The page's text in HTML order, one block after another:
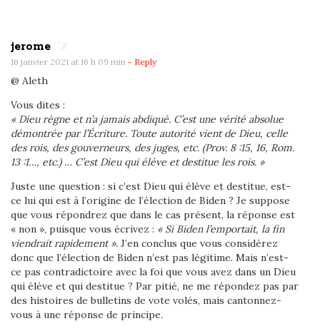
jerome
16 janvier 2021 at 16 h 09 min - Reply
@ Aleth
Vous dites :
« Dieu règne et n’a jamais abdiqué. C’est une vérité absolue
démontrée par l’Écriture. Toute autorité vient de Dieu, celle
des rois, des gouverneurs, des juges, etc. (Prov. 8 :15, 16, Rom.
13 :1…, etc.) … C’est Dieu qui élève et destitue les rois. »
Juste une question : si c’est Dieu qui élève et destitue, est-
ce lui qui est à l’origine de l’élection de Biden ? Je suppose
que vous répondrez que dans le cas présent, la réponse est
« non », puisque vous écrivez : « Si Biden l’emportait, la fin
viendrait rapidement ». J’en conclus que vous considérez
donc que l’élection de Biden n’est pas légitime. Mais n’est-
ce pas contradictoire avec la foi que vous avez dans un Dieu
qui élève et qui destitue ? Par pitié, ne me répondez pas par
des histoires de bulletins de vote volés, mais cantonnez-
vous à une réponse de principe.